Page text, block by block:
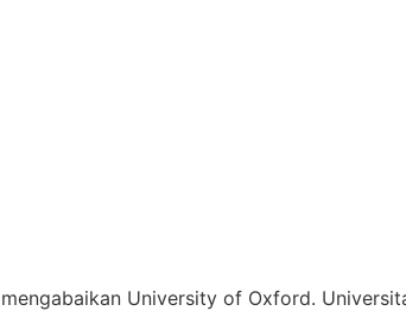
University of Oxford.